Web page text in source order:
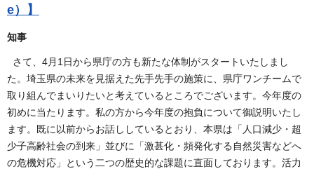
e）】
知事
さて、4月1日から県庁の方も新たな体制がスタートいたしまし
た。埼玉県の未来を見据えた先手先手の施策に、県庁ワンチームで
取り組んでまいりたいと考えているところでございます。今年度の
初めに当たります。私の方から今年度の抱負について御説明いたし
ます。既に以前からお話ししているとおり、本県は「人口減少・超
少子高齢社会の到来」並びに「激甚化・頻発化する自然災害などへ
の危機対応」という二つの歴史的な課題に直面しております。活力